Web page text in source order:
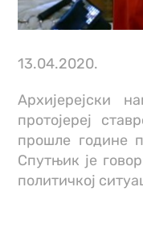
13.04.2020.
Архијерејски
протојереј
прошле године
Спутњик је
политичкој